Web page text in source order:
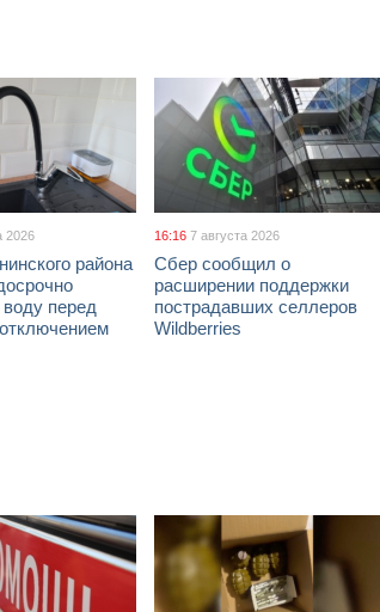
2026
района
перед
16:16 7 августа 2026
Сбер сообщил о
расширении поддержки
пострадавших селлеров
Wildberries